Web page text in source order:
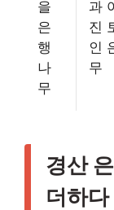
을
은
행
나
무
과
진
인
무
경산
더하다